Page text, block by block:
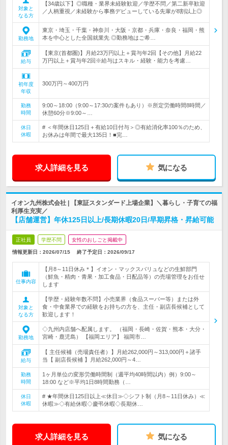
対象と
なる方
【34歳以下】◎職種・業界未経験歓迎／学歴不問／第二新卒歓迎
／人柄重視／未経験から事務デビューしている先輩が8割以上◎
勤務地
東京・埼玉・千葉・神奈川・大阪・京都・兵庫・奈良・福岡・熊
本を中心とした全国就業先 ◎勤務地はご希…
給与
【東京(首都圏)】月給23万円以上＋賞与年2回【その他】月給22
万円以上＋賞与年2回※給与はスキル・経験・能力を考慮…
初年度
年収
300万円～400万円
勤務
時間
9:00～18:00（9:00～17:30の案件もあり）※所定労働時間8時間／
休憩60分※9:00～…
休日
休暇
# ＜年間休日125日＋有給10日付与＞◎有給消化率100％のため、
お休みは年間で最大135日！■完…
求人詳細を見る 気になる
イオン九州株式会社 | 【東証スタンダード上場企業】＼暮らし・子育ての福
利厚生充実／
【店舗運営】年休125日以上/長期休暇20日/早期昇格・昇給可能
正社員 学歴不問 女性のおしごと掲載中
情報更新日：2026/07/15 終了予定日： 2026/09/17
仕事内容
【月8～11日休み＊】イオン・マックスバリュなどの生鮮部門
（鮮魚・精肉・青果・加工食品・日配品等）の売場管理をお任せ
します
対象と
なる方
【学歴・経験年数不問】小売業界（食品スーパー等）または外
食・中食業界での経験をお持ちの方を、主任・副店長候補として
歓迎します！
勤務地
◇九州内店舗へ配属します。 （福岡・長崎・佐賀・熊本・大分・
宮崎・鹿児島） 【福岡エリア】 福岡市…
給与
【 主任候補（売場責任者）】月給262,000円～313,000円＋諸手
当【 副店長候補 】月給262,000円～4…
勤務
時間
1ヶ月単位の変形労働時間制（週平均40時間以内）例）9:00～
18:00 など※平均1日8時間勤務（…
休日
休暇
# ★年間休日125日以上≪休日≫◇シフト制（月8～11日休み）≪
休暇≫◇有給休暇◇慶弔休暇◇長期休…
求人詳細を見る 気になる